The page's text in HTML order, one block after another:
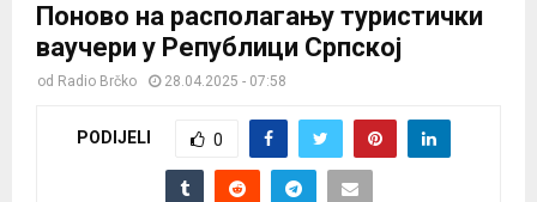
Поново на располагању туристички
ваучери у Републици Српској
od Radio Brčko 28.04.2025 - 07:58
PODIJELI 0